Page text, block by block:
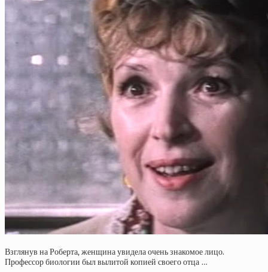
Взглянув на Роберта, женщина увидела очень знакомое лицо.
Профессор биологии был вылитой копией своего отца …